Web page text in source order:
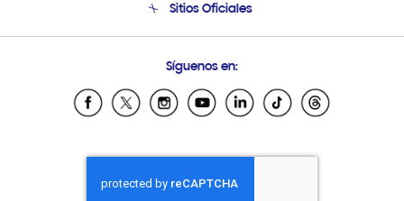
Condiciones de Compra
Soporte vía eMail
Sitios Oficiales
Samsung Ecuador
Samsung El Salvador
Samsung Honduras
Samsung Nicaragua
Síguenos en: